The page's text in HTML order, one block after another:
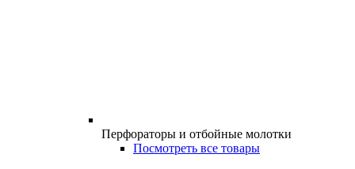
Перфораторы и отбойные молотки
Посмотреть все товары